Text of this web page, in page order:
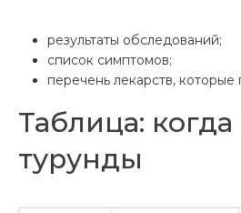
результаты обследований;
список симптомов;
перечень лекарств, которые
Таблица:
турунды